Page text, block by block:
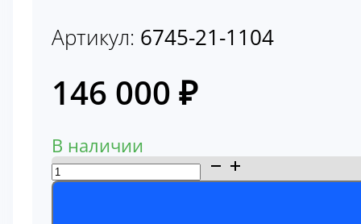
Артикул: 6745-21-1104
146 000 ₽
В наличии
Количество
товара